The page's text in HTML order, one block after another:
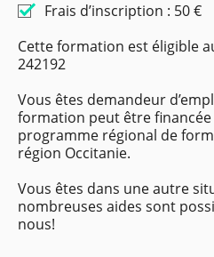
Frais d’inscription : 50 €
Cette formation est éligible
242192
Vous êtes demandeur
formation peut être financée
programme régional de
région Occitanie.
Vous êtes dans une autre
nombreuses aides sont
nous!